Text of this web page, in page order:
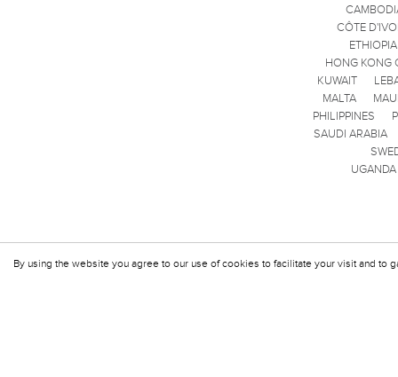
By using the website you agree to our use of cookies to facilitate your visit and to
CÔTE
ETHIOPIA
HONG KONG
KUWAIT
MALTA
PHILIPPINES
SAUDI ARABIA
UGANDA